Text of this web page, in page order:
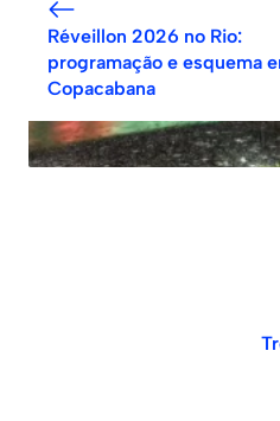
Réveillon 2026 no Rio:
programação e esquema
Copacabana